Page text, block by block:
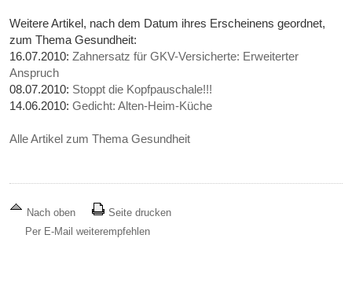
Weitere Artikel, nach dem Datum ihres Erscheinens geordnet,
zum Thema Gesundheit:
16.07.2010:Zahnersatz für GKV-Versicherte: Erweiterter
Anspruch
08.07.2010: Stoppt die Kopfpauschale!!!
14.06.2010:Gedicht: Alten-Heim-Küche
Alle Artikel zum Thema Gesundheit
Nach oben
Seite drucken
Per E-Mail weiterempfehlen